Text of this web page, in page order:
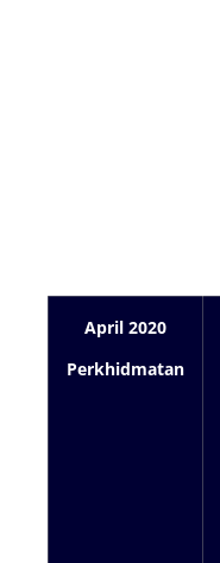
April 2020
Perkhidmatan